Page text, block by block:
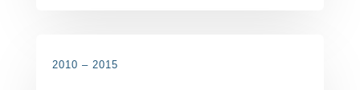
2010 – 2015